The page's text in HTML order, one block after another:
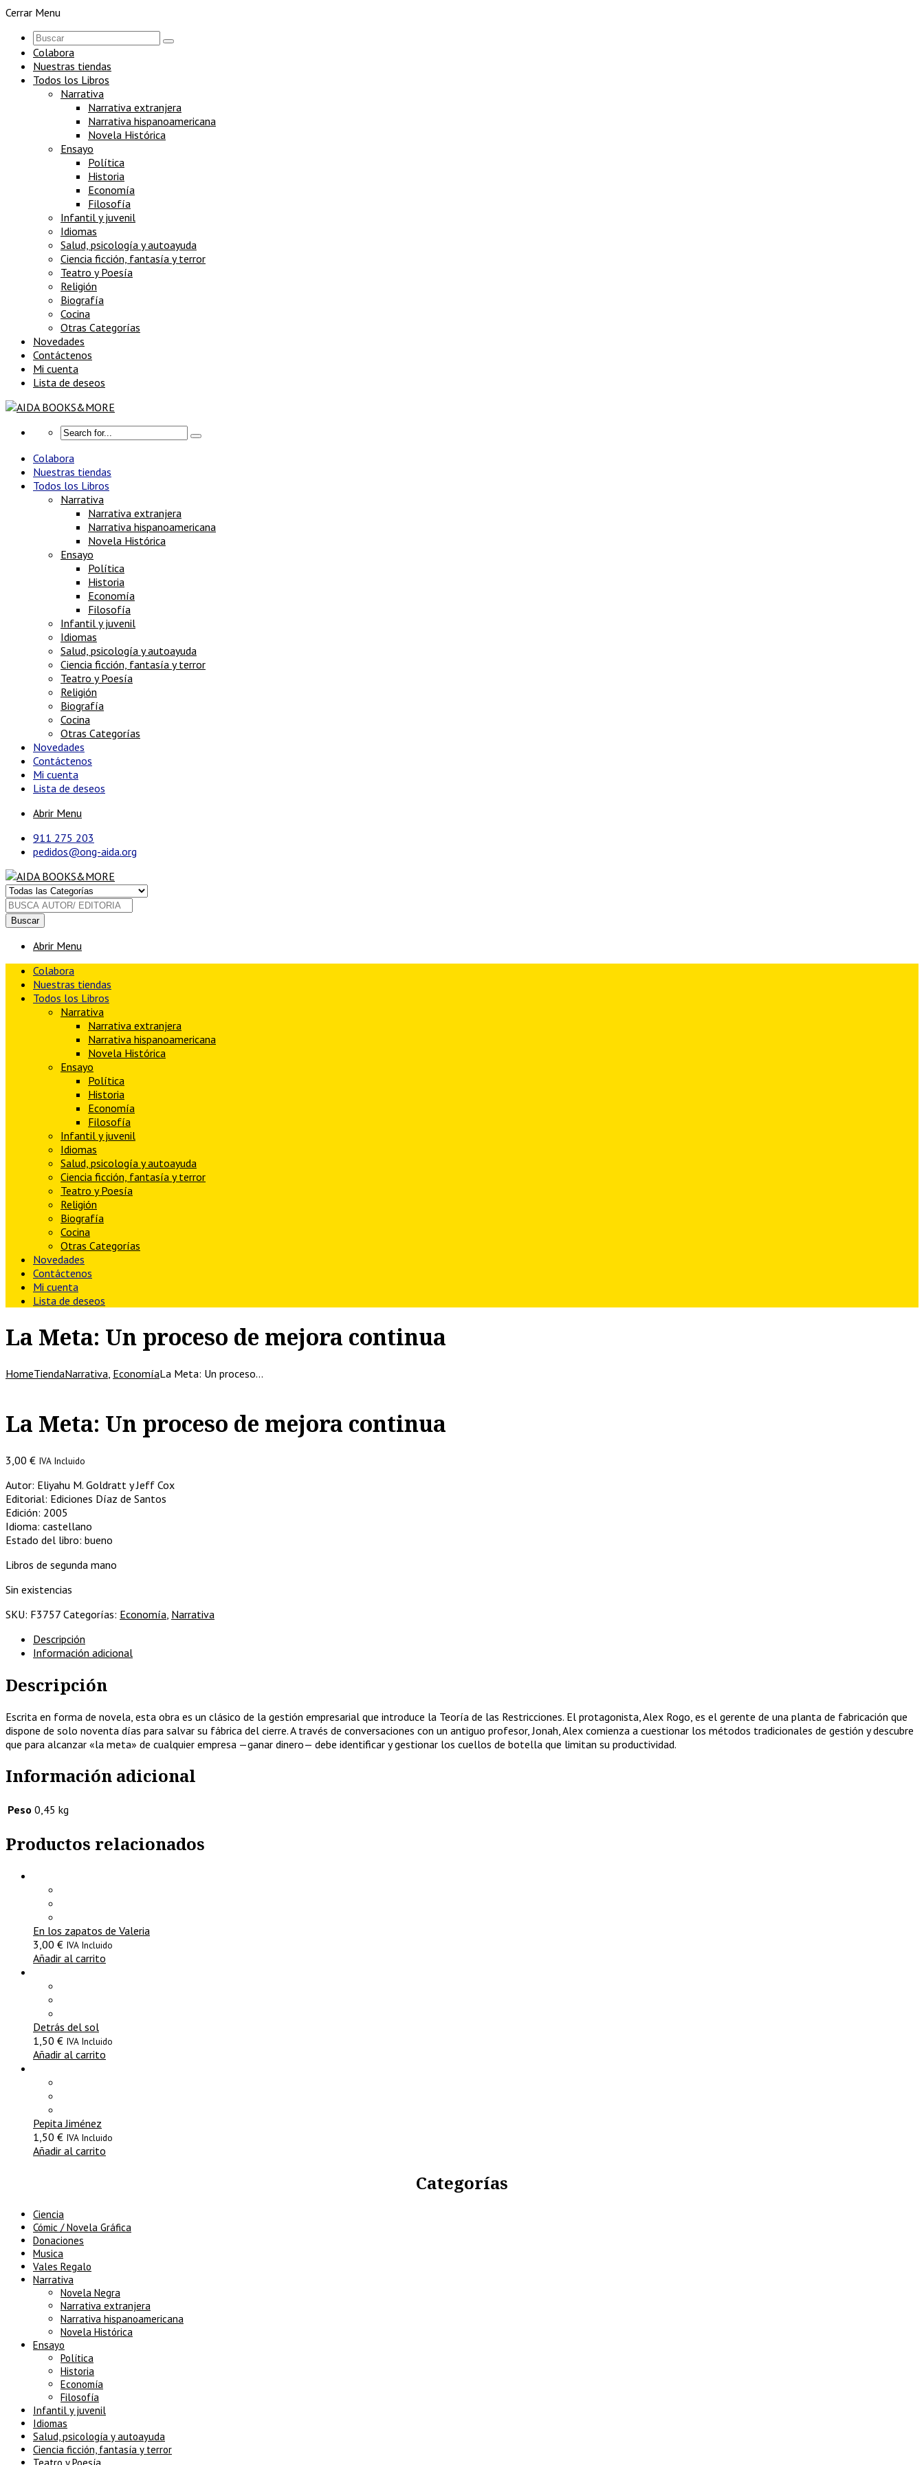
Cerrar Menu
Colabora
Nuestras tiendas
Todos los Libros
Narrativa
Narrativa extranjera
Narrativa hispanoamericana
Novela Histórica
Ensayo
Política
Historia
Economía
Filosofía
Infantil y juvenil
Idiomas
Salud, psicología y autoayuda
Ciencia ficción, fantasía y terror
Teatro y Poesía
Religión
Biografía
Cocina
Otras Categorías
Novedades
Contáctenos
Mi cuenta
Lista de deseos
Colabora
Nuestras tiendas
Todos los Libros
Narrativa
Narrativa extranjera
Narrativa hispanoamericana
Novela Histórica
Ensayo
Política
Historia
Economía
Filosofía
Infantil y juvenil
Idiomas
Salud, psicología y autoayuda
Ciencia ficción, fantasía y terror
Teatro y Poesía
Religión
Biografía
Cocina
Otras Categorías
Novedades
Contáctenos
Mi cuenta
Lista de deseos
Abrir Menu
911 275 203
pedidos@ong-aida.org
Buscar
Abrir Menu
Colabora
Nuestras tiendas
Todos los Libros
Narrativa
Narrativa extranjera
Narrativa hispanoamericana
Novela Histórica
Ensayo
Política
Historia
Economía
Filosofía
Infantil y juvenil
Idiomas
Salud, psicología y autoayuda
Ciencia ficción, fantasía y terror
Teatro y Poesía
Religión
Biografía
Cocina
Otras Categorías
Novedades
Contáctenos
Mi cuenta
Lista de deseos
La Meta: Un proceso de mejora continua
HomeTiendaNarrativa EconomíaLa Meta: Un proceso…
La Meta: Un proceso de mejora continua
3,00 € IVA Incluido
Autor: Eliyahu M. Goldratt y Jeff Cox
Editorial: Ediciones Díaz de Santos
Edición: 2005
Idioma: castellano
Estado del libro: bueno
Libros de segunda mano
Sin existencias
SKU: F3757 Categorías: Economía Narrativa
Descripción
Información adicional
Descripción
Escrita en forma de novela, esta obra es un clásico de la gestión empresarial que introduce la Teoría de las Restricciones. El protagonista, Alex Rogo, es el gerente de una planta de fabricación que
dispone de solo noventa días para salvar su fábrica del cierre. A través de conversaciones con un antiguo profesor, Jonah, Alex comienza a cuestionar los métodos tradicionales de gestión y descubre
que para alcanzar «la meta» de cualquier empresa —ganar dinero— debe identificar y gestionar los cuellos de botella que limitan su productividad.
Información adicional
Peso 0,45 kg
Productos relacionados
En los zapatos de Valeria
3,00 € IVA Incluido
Añadir al carrito
Detrás del sol
1,50 € IVA Incluido
Añadir al carrito
Pepita Jiménez
1,50 € IVA Incluido
Añadir al carrito
Categorías
Ciencia
Cómic / Novela Gráfica
Donaciones
Musica
Vales Regalo
Narrativa
Novela Negra
Narrativa extranjera
Narrativa hispanoamericana
Novela Histórica
Ensayo
Política
Historia
Economía
Filosofía
Infantil y juvenil
Idiomas
Salud, psicología y autoayuda
Ciencia ficción, fantasía y terror